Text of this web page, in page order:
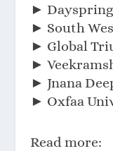
►
► South
► Global
►
► Jnana
► Oxfaa
Read more: